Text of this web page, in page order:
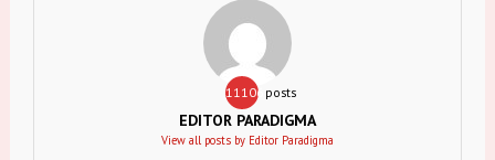
11106 posts
EDITOR PARADIGMA
View all posts by Editor Paradigma